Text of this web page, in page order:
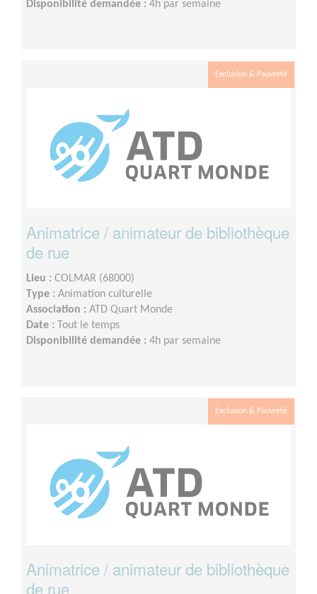
Disponibilité demandée : 4h par semaine
Exclusion & Pauvreté
Animatrice / animateur de bibliothèque
de rue
Lieu : COLMAR (68000)
Type : Animation culturelle
Association : ATD Quart Monde
Date : Tout le temps
Disponibilité demandée : 4h par semaine
Exclusion & Pauvreté
Animatrice / animateur de bibliothèque
de rue